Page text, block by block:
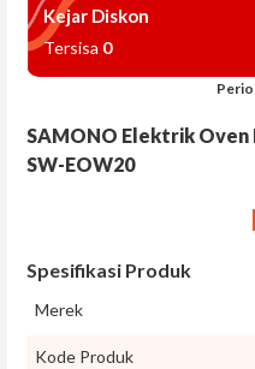
Pengatur Suhu Ruangan
Peralatan Dapur
Kejar Diskon
Tersisa 0
SAMONO Elektrik
SW-EOW20
Spesifikasi Produk
Merek
Kode Produk